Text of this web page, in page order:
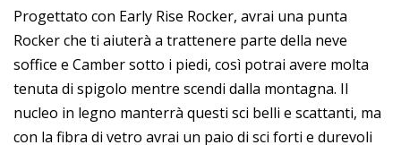
Progettato con Early Rise Rocker, avrai una punta
Rocker che ti aiuterà a trattenere parte della neve
soffice e Camber sotto i piedi, così potrai avere molta
tenuta di spigolo mentre scendi dalla montagna. Il
nucleo in legno manterrà questi sci belli e scattanti, ma
con la fibra di vetro avrai un paio di sci forti e durevoli